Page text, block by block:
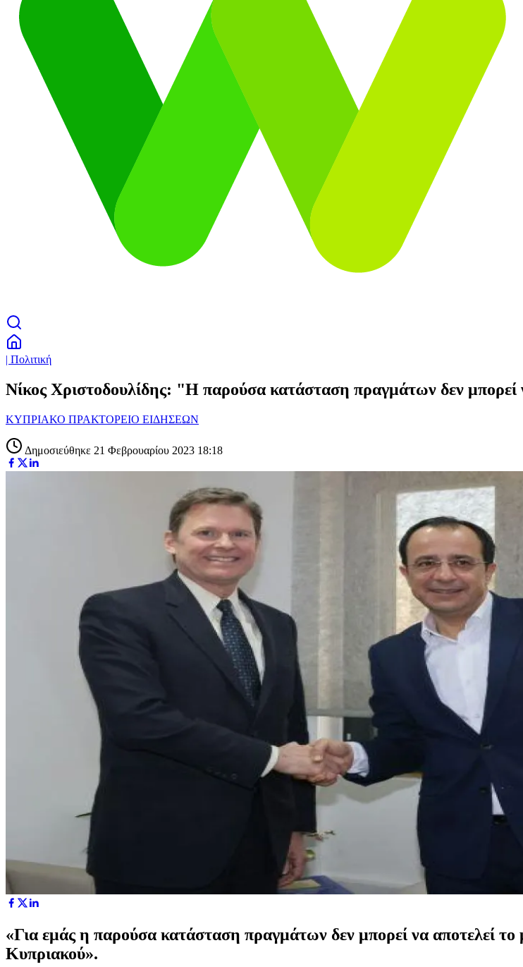
| Πολιτική
Νίκος Χριστοδουλίδης: "Η παρούσα κατάσταση πραγμάτων δεν μπορεί
ΚΥΠΡΙΑΚΟ ΠΡΑΚΤΟΡΕΙΟ ΕΙΔΗΣΕΩΝ
Δημοσιεύθηκε 21 Φεβρουαρίου 2023 18:18
«Για εμάς η παρούσα κατάσταση πραγμάτων δεν μπορεί να αποτελεί το
Κυπριακού».